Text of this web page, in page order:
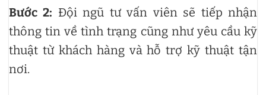
Bước 2: Đội ngũ tư vấn viên sẽ tiếp nhận
thông tin về tình trạng cũng như yêu cầu kỹ
thuật từ khách hàng và hỗ trợ kỹ thuật tận
nơi.